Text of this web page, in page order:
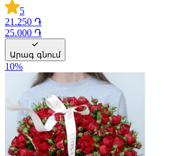
5
21.250 ֏
25.000 ֏
Արագ գնում
10%